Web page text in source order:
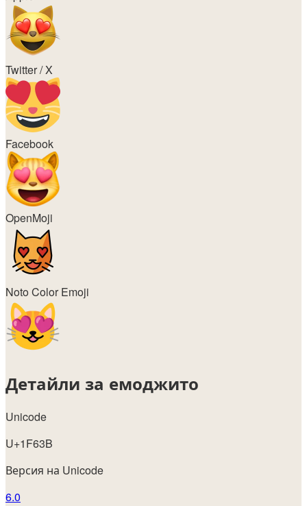
Twitter / X
Facebook
OpenMoji
Noto Color Emoji
Детайли за емоджито
Unicode
U+1F63B
Версия на Unicode
6.0